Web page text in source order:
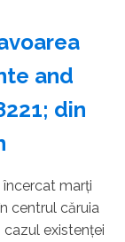
and
din
marţi
centrul căruia
cazul existenţei